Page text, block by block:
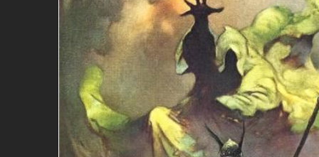
the
the
images
gallery